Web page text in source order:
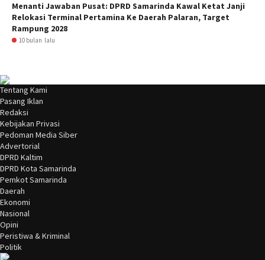
Menanti Jawaban Pusat: DPRD Samarinda Kawal Ketat Janji
Relokasi Terminal Pertamina Ke Daerah Palaran, Target
Rampung 2028
10 bulan lalu
Tentang Kami
Pasang Iklan
Redaksi
Kebijakan Privasi
Pedoman Media Siber
Advertorial
DPRD Kaltim
DPRD Kota Samarinda
Pemkot Samarinda
Daerah
Ekonomi
Nasional
Opini
Peristiwa & Kriminal
Politik